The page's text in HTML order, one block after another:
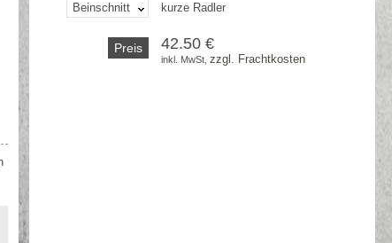
Beinschnitt kurze Radler
Preis 42.50 €
inkl. MwSt, zzgl. Frachtkosten